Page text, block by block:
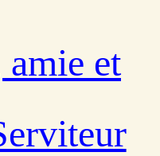
amie et